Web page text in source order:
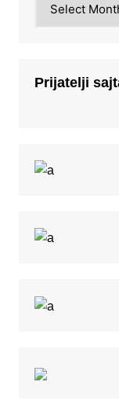
Prijatelji